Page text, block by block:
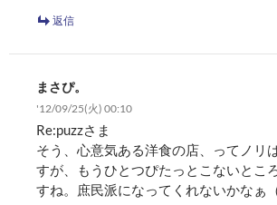
返信
まさぴ。
'12/09/25(火) 00:10
Re:puzzさま
そう、心意気ある洋食の店、ってノリ
すが、もうひとつぴたっとこないとこ
すね。庶民派になってくれないかなぁ（